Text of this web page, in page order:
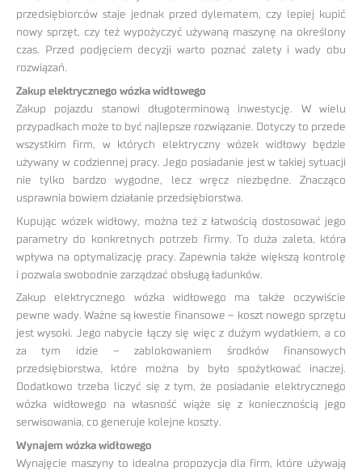
przedsiębiorców staje jednak przed dylematem, czy lepiej kupić
nowy sprzęt, czy też wypożyczyć używaną maszynę na określony
czas. Przed podjęciem decyzji warto poznać zalety i wady obu
rozwiązań.
Zakup elektrycznego wózka widłowego
Zakup pojazdu stanowi długoterminową inwestycję. W wielu
przypadkach może to być najlepsze rozwiązanie. Dotyczy to przede
wszystkim firm, w których elektryczny wózek widłowy będzie
używany w codziennej pracy. Jego posiadanie jest w takiej sytuacji
nie tylko bardzo wygodne, lecz wręcz niezbędne. Znacząco
usprawnia bowiem działanie przedsiębiorstwa.
Kupując wózek widłowy, można też z łatwością dostosować jego
parametry do konkretnych potrzeb firmy. To duża zaleta, która
wpływa na optymalizację pracy. Zapewnia także większą kontrolę
i pozwala swobodnie zarządzać obsługą ładunków.
Zakup elektrycznego wózka widłowego ma także oczywiście
pewne wady. Ważne są kwestie finansowe – koszt nowego sprzętu
jest wysoki. Jego nabycie łączy się więc z dużym wydatkiem, a co
za tym idzie – zablokowaniem środków finansowych
przedsiębiorstwa, które można by było spożytkować inaczej.
Dodatkowo trzeba liczyć się z tym, że posiadanie elektrycznego
wózka widłowego na własność wiąże się z koniecznością jego
serwisowania, co generuje kolejne koszty.
Wynajem wózka widłowego
Wynajęcie maszyny to idealna propozycja dla firm, które używają